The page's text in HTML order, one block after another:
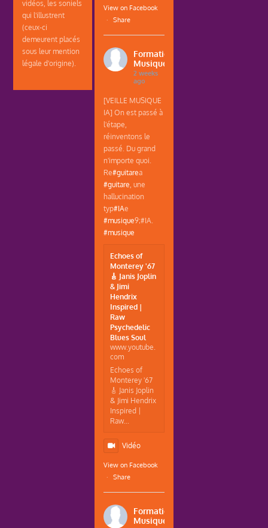
vidéos, les soniels
qui l'illustrent
(ceux-ci
demeurent placés
sous leur mention
légale d'origine).
View on Facebook
·
Share
Formations
Musique
2 weeks
ago
[VEILLE MUSIQUE
IA] On est passé à
l'étape,
réinventons le
passé. Du grand
n'importe quoi.
Re#guitarea
#guitare , une
hallucination
typ#IAe
#musique9;#IA.
#musique
Echoes of
Monterey '67
🎸 Janis Joplin
& Jimi
Hendrix
Inspired |
Raw
Psychedelic
Blues Soul
www.youtube.
com
Echoes of
Monterey '67
🎸 Janis Joplin
& Jimi Hendrix
Inspired |
Raw...
Vidéo
View on Facebook
·
Share
Formations
Musique